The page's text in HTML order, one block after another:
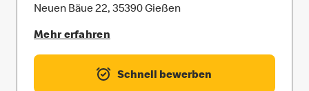
Neuen Bäue 22, 35390 Gießen
Mehr erfahren
Schnell bewerben